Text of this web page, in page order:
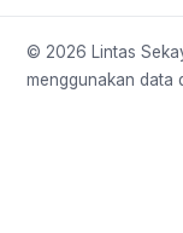
© 2026 Lintas
menggunakan data